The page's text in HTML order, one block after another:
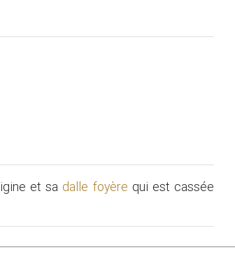
et sa dalle foyère qui est cassée